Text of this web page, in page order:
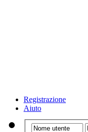
Registrazione
Aiuto